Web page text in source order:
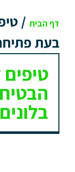
דף הבית /
בעת
בלונים